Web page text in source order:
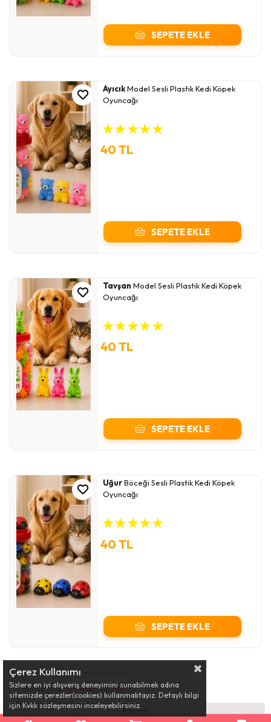
SEPETE EKLE
AyıcıkModel Sesli Plastik Kedi Köpek
Oyuncağı
★★★★★
40 TL
SEPETE EKLE
Tavşan Model Sesli Plastik Kedi Köpek
Oyuncağı
★★★★★
40 TL
SEPETE EKLE
UğurBöceği Sesli Plastik Kedi Köpek
Oyuncağı
★★★★★
40 TL
SEPETE EKLE
Plastik
Çerez Kullanımı
Sizlere en iyi alışveriş deneyimini sunabilmek adına
sitemizde çerezler(cookies) kullanmaktayız. Detaylı bilgi
için Kvkk sözleşmesini inceleyebilirsiniz.
Sürpriz Fırsatları Gör 🎁